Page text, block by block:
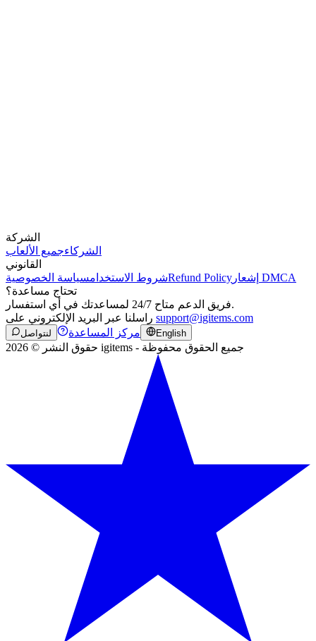
الشركة
الشركاءجميع الألعاب
القانوني
شروط الاستخدامسياسة الخصوصية Refund Policy
إشعار DMCA
تحتاج مساعدة؟
فريق الدعم متاح 24/7 لمساعدتك في أي استفسار.
support@igitems.com
لنتواصل مركز المساعدة English
حقوق النشر © 2026 igitems - جميع الحقوق محفوظة